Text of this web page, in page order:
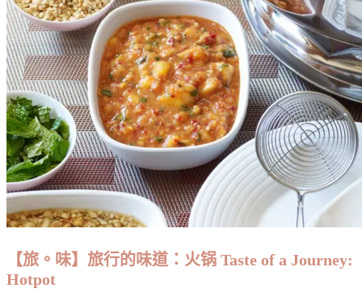
【旅。味】旅行的味道：火锅 Taste of a Journey:
Hotpot